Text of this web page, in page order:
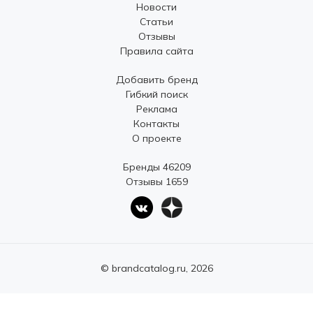
Новости
Статьи
Отзывы
Правила сайта
Добавить бренд
Гибкий поиск
Реклама
Контакты
О проекте
Бренды 46209
Отзывы 1659
© brandcatalog.ru, 2026